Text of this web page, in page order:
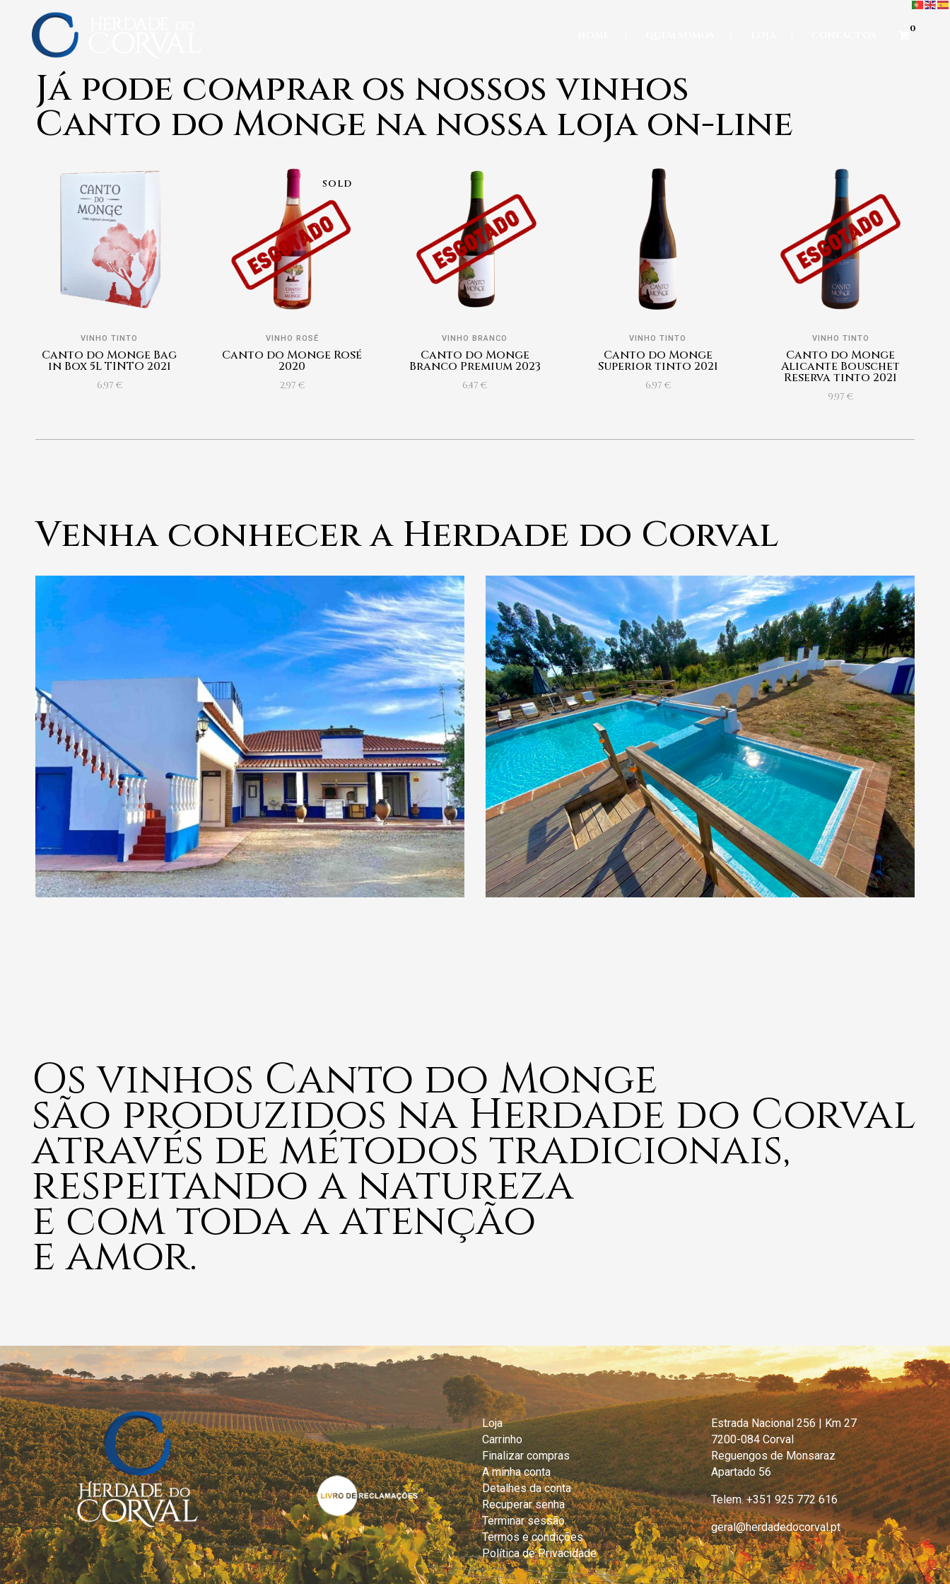
0
Já pode comprar os nossos vinhos
Canto do Monge na nossa loja on-line
VINHO TINTO
Canto do Monge Bag
in Box 5L TINTO 2021
6,97 €
SOLD
VINHO ROSÉ
Canto do Monge Rosé
2020
2,97 €
VINHO BRANCO
Canto do Monge
Branco Premium 2023
6,47€
VINHO TINTO
Canto do Monge
Superior tinto 2021
6,97 €
VINHO TINTO
Canto do Monge
Alicante Bouschet
Reserva tinto 2021
9,97€
Venha conhecer a Herdade do Corval
Os vinhos Canto do Monge
são produzidos na Herdade do Corval
através de métodos tradicionais,
respeitando a natureza
e com toda a atenção
e amor.
Loja
Carrinho
Finalizar compras
A minha conta
Detalhes da conta
Recuperar senha
Terminar sessão
Termos e condições
Política de Privacidade
Estrada Nacional 256 | Km 27
7200-084 Corval
Reguengos de Monsaraz
Apartado 56
Telem. +351 925 772 616
geral@herdadedocorval.pt